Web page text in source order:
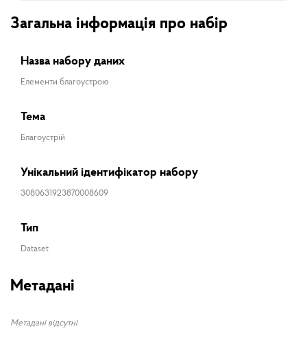
Загальна інформація про набір
Назва набору даних
Елементи благоустрою
Тема
Благоустрій
Унікальний ідентифікатор набору
3080631923870008609
Тип
Dataset
Метадані
Метадані відсутні